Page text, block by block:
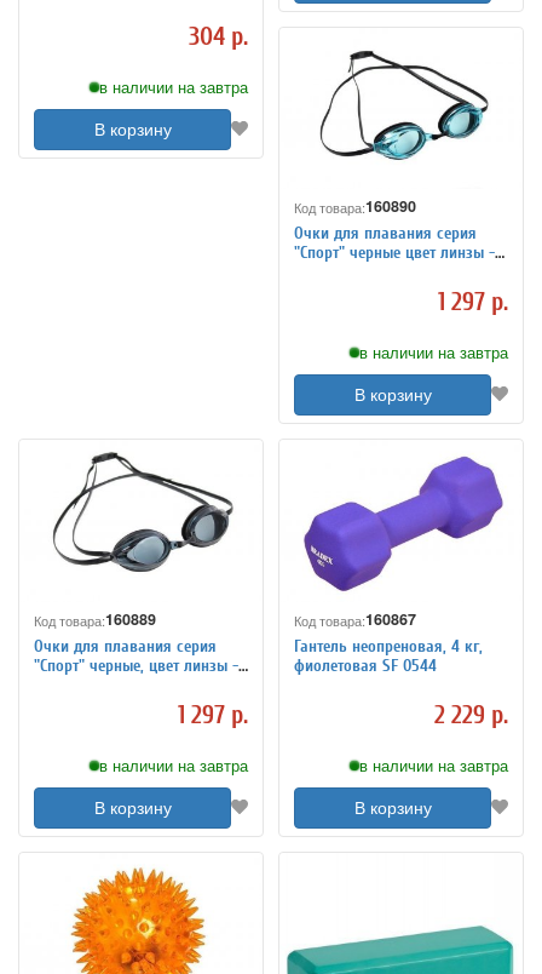
304 р.
в наличии на завтра
В корзину
Код товара:160890
Очки для плавания серия
"Спорт" черные цвет линзы -
1 297 р.
в наличии на завтра
В корзину
Код товара:160889
Очки для плавания серия
"Спорт" черные, цвет линзы -
1 297 р.
в наличии на завтра
В корзину
Код товара:160867
Гантель неопреновая, 4 кг,
фиолетовая SF 0544
2 229 р.
в наличии на завтра
В корзину